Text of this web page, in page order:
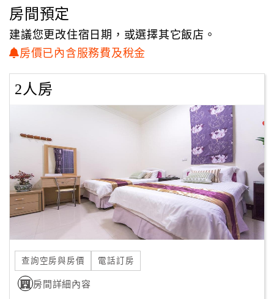
地
圖
顧
務
顧
意
度
訂
單
管
理
房間預定
建議您更改住宿日期，或選擇其它飯店。
房價已內含服務費及稅金
2人房
查詢空房與房價 電話訂房
房間詳細內容